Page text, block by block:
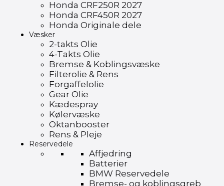
Honda CRF250R 2027
Honda CRF450R 2027
Honda Originale dele
Væsker
2-takts Olie
4-Takts Olie
Bremse & Koblingsvæske
Filterolie & Rens
Forgaffelolie
Gear Olie
Kædespray
Kølervæske
Oktanbooster
Rens & Pleje
Reservedele
Affjedring
Batterier
BMW Reservedele
Bremse- og koblingsgreb